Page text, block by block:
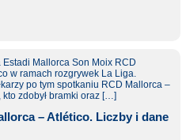
– Atlético. Liczby i dane